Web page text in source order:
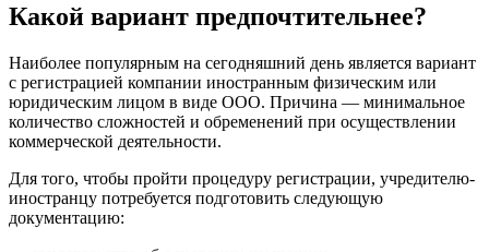
Какой вариант предпочтительнее?
Наиболее популярным на сегодняшний день является вариант
с регистрацией компании иностранным физическим или
юридическим лицом в виде ООО. Причина — минимальное
количество сложностей и обременений при осуществлении
коммерческой деятельности.
Для того, чтобы пройти процедуру регистрации, учредителю-
иностранцу потребуется подготовить следующую
документацию: